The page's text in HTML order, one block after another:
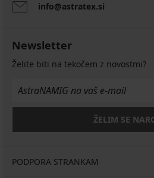
info@astratex.si
Newsletter
Želite biti na tekočem z novostmi?
ŽELIM SE
PODPORA STRANKAM